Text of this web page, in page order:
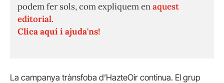
podem fer sols, com expliquem enaquest
editorial.
Clica aquí i ajuda'ns!
La campanya trànsfoba d’HazteOir continua. El grup